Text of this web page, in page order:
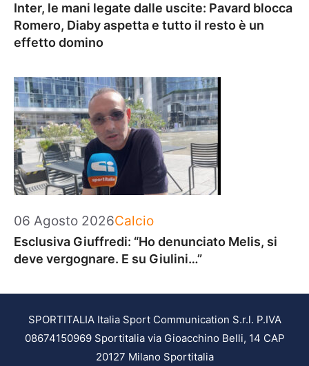
Inter, le mani legate dalle uscite: Pavard blocca
Romero, Diaby aspetta e tutto il resto è un
effetto domino
06 Agosto 2026Categorie
Calcio
Esclusiva Giuffredi: “Ho denunciato Melis, si
deve vergognare. E su Giulini…”
SPORTITALIA Italia Sport Communication S.r.l. P.IVA
08674150969 Sportitalia via Gioacchino Belli, 14 CAP
20127 Milano Sportitalia